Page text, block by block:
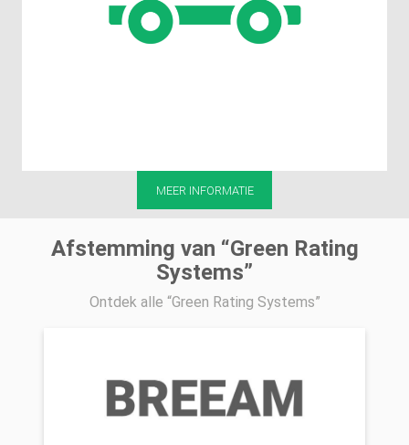
MEER INFORMATIE
Afstemming van “Green Rating
Systems”
Ontdek alle “Green Rating Systems”